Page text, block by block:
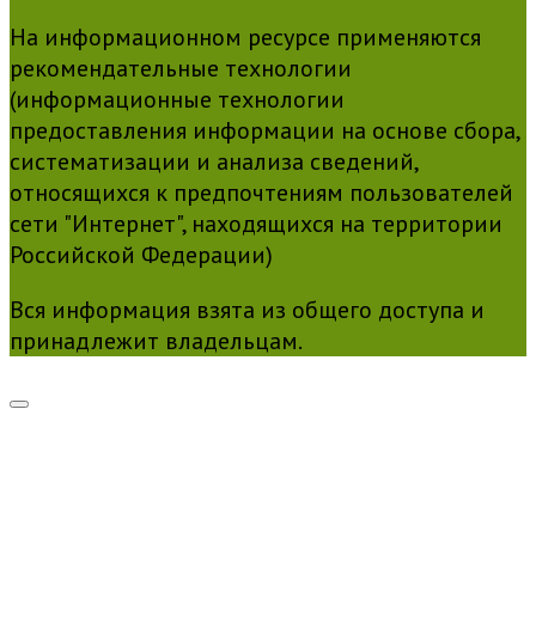
На информационном ресурсе применяются
рекомендательные технологии
(информационные технологии
предоставления информации на основе сбора,
систематизации и анализа сведений,
относящихся к предпочтениям пользователей
сети "Интернет", находящихся на территории
Российской Федерации)
Вся информация взята из общего доступа и
принадлежит владельцам.